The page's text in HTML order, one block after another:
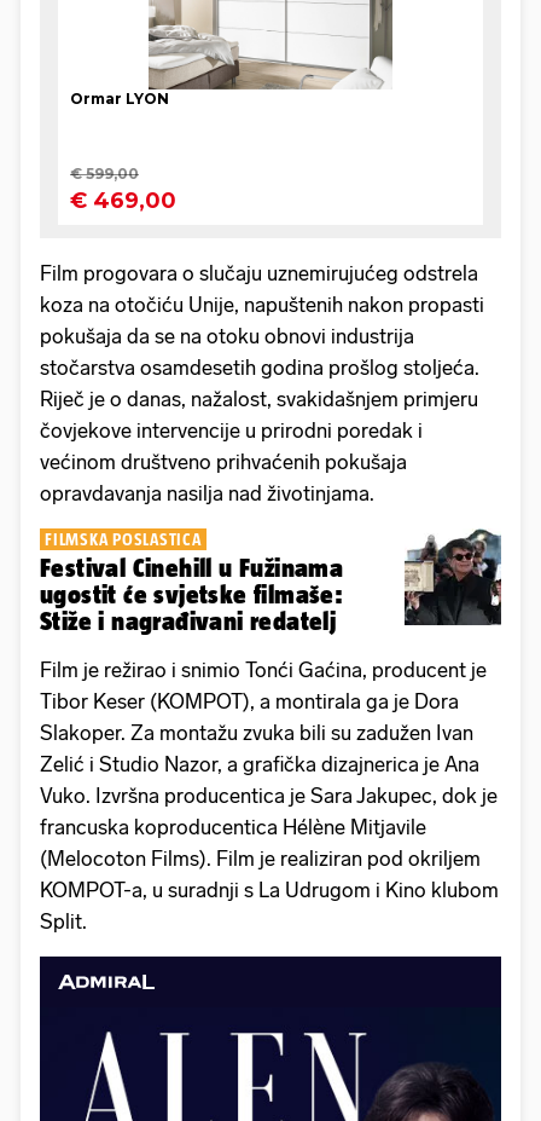
Film progovara o slučaju uznemirujućeg odstrela
koza na otočiću Unije, napuštenih nakon propasti
pokušaja da se na otoku obnovi industrija
stočarstva osamdesetih godina prošlog stoljeća.
Riječ je o danas, nažalost, svakidašnjem primjeru
čovjekove intervencije u prirodni poredak i
većinom društveno prihvaćenih pokušaja
opravdavanja nasilja nad životinjama.
FILMSKA POSLASTICA
Festival Cinehill u Fužinama
ugostit će svjetske filmaše:
Stiže i nagrađivani redatelj
Film je režirao i snimio Tonći Gaćina, producent je
Tibor Keser (KOMPOT), a montirala ga je Dora
Slakoper. Za montažu zvuka bili su zadužen Ivan
Zelić i Studio Nazor, a grafička dizajnerica je Ana
Vuko. Izvršna producentica je Sara Jakupec, dok je
francuska koproducentica Hélène Mitjavile
(Melocoton Films). Film je realiziran pod okriljem
KOMPOT-a, u suradnji s La Udrugom i Kino klubom
Split.